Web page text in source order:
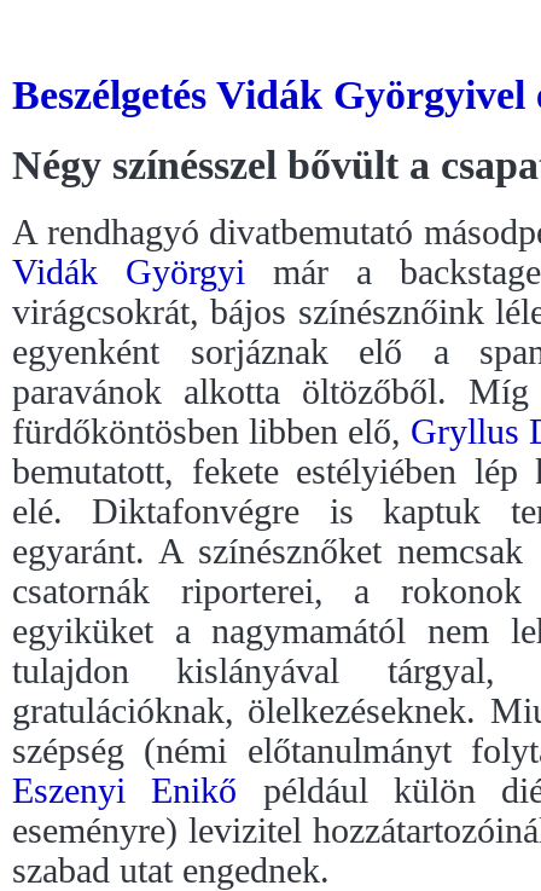
Beszélgetés Vidák
Négy színésszel bővült a
A rendhagyó divatbemutató
Vidák Györgyi már a
virágcsokrát, bájos színésznőink
egyenként sorjáznak elő a
paravánok alkotta öltözőből.
fürdőköntösben libben elő, Gryllus
bemutatott, fekete estélyiében
elé. Diktafonvégre is kaptuk
egyaránt. A színésznőket
csatornák riporterei, a
egyiküket a nagymamától nem
tulajdon kislányával tárgyal,
gratulációknak, ölelkezéseknek.
szépség (némi előtanulmányt
Eszenyi Enikő például külön
eseményre) levizitel
szabad utat engednek.